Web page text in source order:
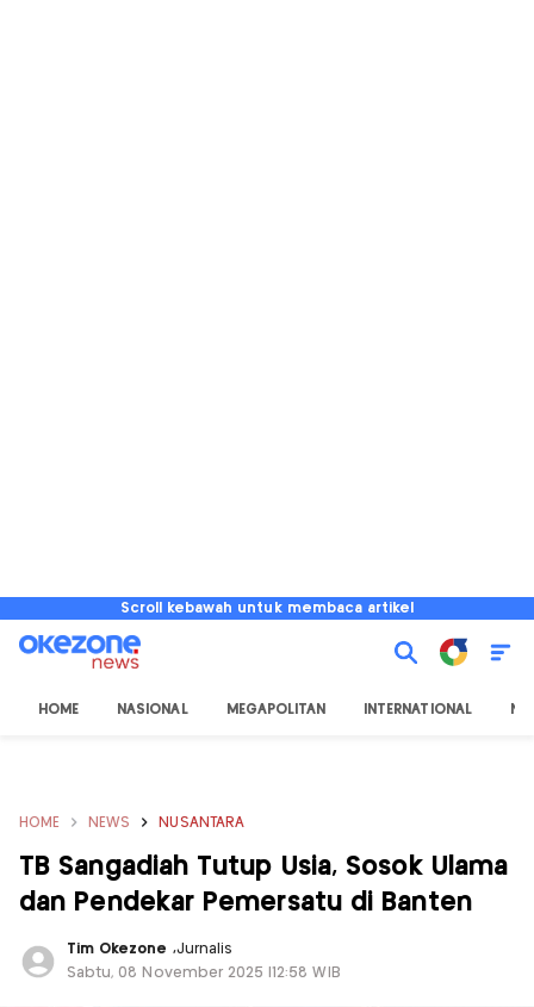
Scroll kebawah untuk membaca artikel
HOME NASIONAL MEGAPOLITAN INTERNATIONAL
HOME NEWS NUSANTARA
TB Sangadiah Tutup Usia, Sosok Ulama
dan Pendekar Pemersatu di Banten
Tim Okezone ,Jurnalis
Sabtu, 08 November 2025 |12:58 WIB